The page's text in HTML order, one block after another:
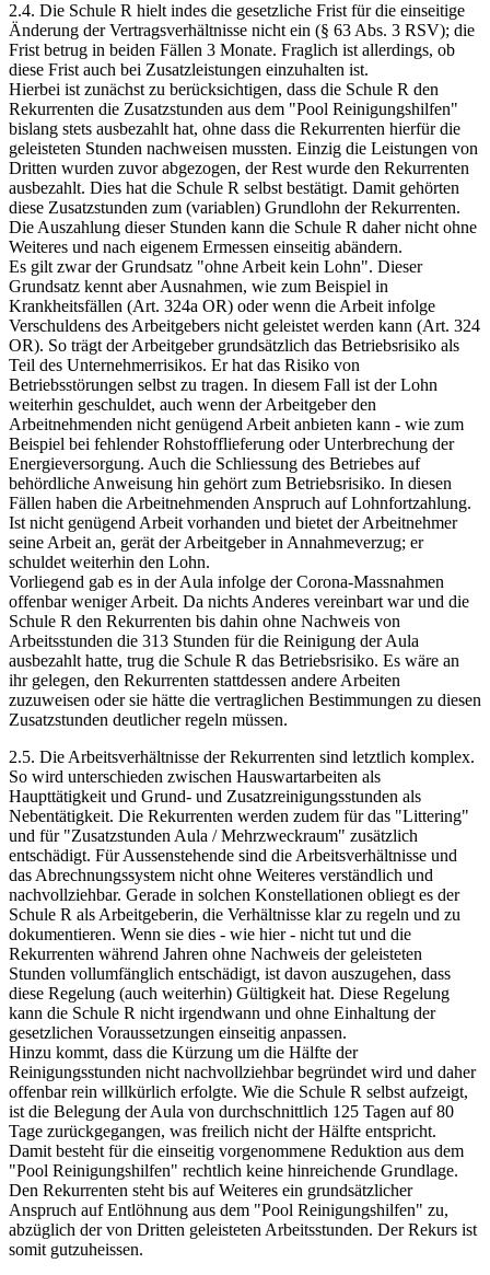
2.4. Die Schule R hielt indes die gesetzliche Frist für die einseitige
Änderung der Vertragsverhältnisse nicht ein (§ 63 Abs. 3 RSV); die
Frist betrug in beiden Fällen 3 Monate. Fraglich ist allerdings, ob
diese Frist auch bei Zusatzleistungen einzuhalten ist.
Hierbei ist zunächst zu berücksichtigen, dass die Schule R den
Rekurrenten die Zusatzstunden aus dem "Pool Reinigungshilfen"
bislang stets ausbezahlt hat, ohne dass die Rekurrenten hierfür die
geleisteten Stunden nachweisen mussten. Einzig die Leistungen von
Dritten wurden zuvor abgezogen, der Rest wurde den Rekurrenten
ausbezahlt. Dies hat die Schule R selbst bestätigt. Damit gehörten
diese Zusatzstunden zum (variablen) Grundlohn der Rekurrenten.
Die Auszahlung dieser Stunden kann die Schule R daher nicht ohne
Weiteres und nach eigenem Ermessen einseitig abändern.
Es gilt zwar der Grundsatz "ohne Arbeit kein Lohn". Dieser
Grundsatz kennt aber Ausnahmen, wie zum Beispiel in
Krankheitsfällen (Art. 324a OR) oder wenn die Arbeit infolge
Verschuldens des Arbeitgebers nicht geleistet werden kann (Art. 324
OR). So trägt der Arbeitgeber grundsätzlich das Betriebsrisiko als
Teil des Unternehmerrisikos. Er hat das Risiko von
Betriebsstörungen selbst zu tragen. In diesem Fall ist der Lohn
weiterhin geschuldet, auch wenn der Arbeitgeber den
Arbeitnehmenden nicht genügend Arbeit anbieten kann - wie zum
Beispiel bei fehlender Rohstofflieferung oder Unterbrechung der
Energieversorgung. Auch die Schliessung des Betriebes auf
behördliche Anweisung hin gehört zum Betriebsrisiko. In diesen
Fällen haben die Arbeitnehmenden Anspruch auf Lohnfortzahlung.
Ist nicht genügend Arbeit vorhanden und bietet der Arbeitnehmer
seine Arbeit an, gerät der Arbeitgeber in Annahmeverzug; er
schuldet weiterhin den Lohn.
Vorliegend gab es in der Aula infolge der Corona-Massnahmen
offenbar weniger Arbeit. Da nichts Anderes vereinbart war und die
Schule R den Rekurrenten bis dahin ohne Nachweis von
Arbeitsstunden die 313 Stunden für die Reinigung der Aula
ausbezahlt hatte, trug die Schule R das Betriebsrisiko. Es wäre an
ihr gelegen, den Rekurrenten stattdessen andere Arbeiten
zuzuweisen oder sie hätte die vertraglichen Bestimmungen zu diesen
Zusatzstunden deutlicher regeln müssen.
2.5. Die Arbeitsverhältnisse der Rekurrenten sind letztlich komplex.
So wird unterschieden zwischen Hauswartarbeiten als
Haupttätigkeit und Grund- und Zusatzreinigungsstunden als
Nebentätigkeit. Die Rekurrenten werden zudem für das "Littering"
und für "Zusatzstunden Aula / Mehrzweckraum" zusätzlich
entschädigt. Für Aussenstehende sind die Arbeitsverhältnisse und
das Abrechnungssystem nicht ohne Weiteres verständlich und
nachvollziehbar. Gerade in solchen Konstellationen obliegt es der
Schule R als Arbeitgeberin, die Verhältnisse klar zu regeln und zu
dokumentieren. Wenn sie dies - wie hier - nicht tut und die
Rekurrenten während Jahren ohne Nachweis der geleisteten
Stunden vollumfänglich entschädigt, ist davon auszugehen, dass
diese Regelung (auch weiterhin) Gültigkeit hat. Diese Regelung
kann die Schule R nicht irgendwann und ohne Einhaltung der
gesetzlichen Voraussetzungen einseitig anpassen.
Hinzu kommt, dass die Kürzung um die Hälfte der
Reinigungsstunden nicht nachvollziehbar begründet wird und daher
offenbar rein willkürlich erfolgte. Wie die Schule R selbst aufzeigt,
ist die Belegung der Aula von durchschnittlich 125 Tagen auf 80
Tage zurückgegangen, was freilich nicht der Hälfte entspricht.
Damit besteht für die einseitig vorgenommene Reduktion aus dem
"Pool Reinigungshilfen" rechtlich keine hinreichende Grundlage.
Den Rekurrenten steht bis auf Weiteres ein grundsätzlicher
Anspruch auf Entlöhnung aus dem "Pool Reinigungshilfen" zu,
abzüglich der von Dritten geleisteten Arbeitsstunden. Der Rekurs ist
somit gutzuheissen.